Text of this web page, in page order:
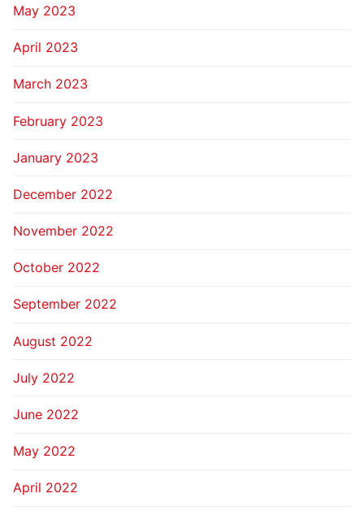
May 2023
April 2023
March 2023
February 2023
January 2023
December 2022
November 2022
October 2022
September 2022
August 2022
July 2022
June 2022
May 2022
April 2022